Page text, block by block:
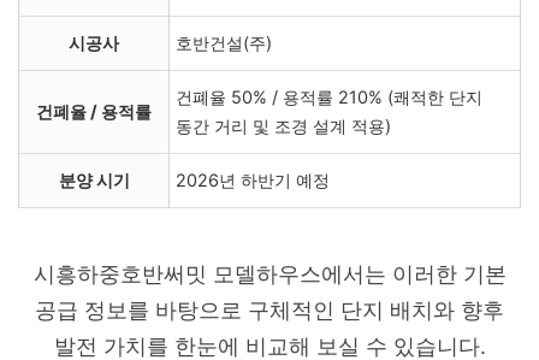
시공사 호반건설(주)
건폐율 / 용적률
건폐율 50% / 용적률 210% (쾌적한 단지
동간 거리 및 조경 설계 적용)
분양 시기 2026년 하반기 예정
시흥하중호반써밋 모델하우스에서는 이러한 기본
공급 정보를 바탕으로 구체적인 단지 배치와 향후
발전 가치를 한눈에 비교해 보실 수 있습니다.